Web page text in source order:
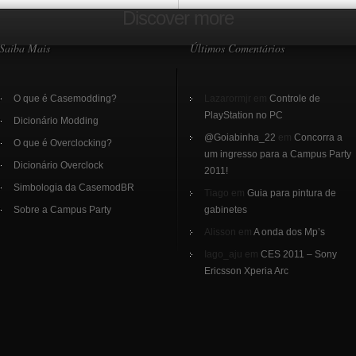
Saiba Mais
O que é Casemodding?
Dicionário Modding
O que é Overclocking?
Dicionário Overclock
Simbologia da CasemodBR
Sobre a Campus Party
Últimos Comentários
Controle de
PlayStation no PC
@Goiabinha_22
Concorra a
um ingresso para a Campus Party
2011!
Tiago em Guia para pintura de
gabinetes
Alisson em A onda dos Mp’s
Iago_aju em CES 2011 – Sony
Ericsson Xperia Arc